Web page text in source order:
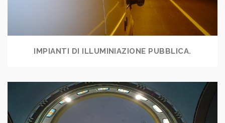
IMPIANTI DI ILLUMINIAZIONE PUBBLICA.